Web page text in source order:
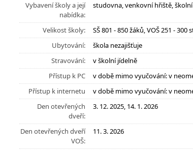
Vybavení školy a její
nabídka:
studovna, venkovní hřiště,
Velikost školy:
SŠ 801 - 850 žáků, VOŠ 251 - 300
Ubytování:
škola nezajišťuje
Stravování:
v školní jídelně
Přístup k PC
v době mimo vyučování: v
Přístup k internetu
v době mimo vyučování: v
Den otevřených
dveří:
3. 12. 2025, 14. 1. 2026
Den otevřených dveří
VOŠ:
11. 3. 2026